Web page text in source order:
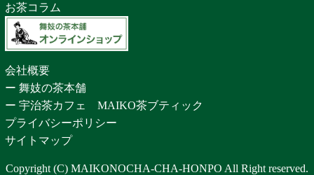
お茶コラム
会社概要
ー 舞妓の茶本舗
ー 宇治茶カフェ MAIKO茶ブティック
プライバシーポリシー
サイトマップ
Copyright (C) MAIKONOCHA-CHA-HONPO All Right reserved.